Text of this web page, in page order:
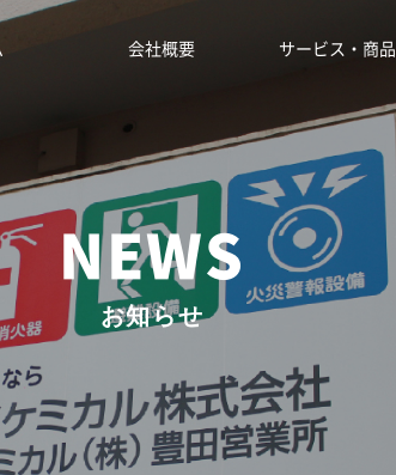
会社概要 サービス・商品
NEWS
お知らせ